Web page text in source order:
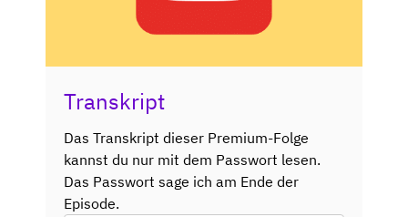
Transkript
Das Transkript dieser Premium-Folge
kannst du nur mit dem Passwort lesen.
Das Passwort sage ich am Ende der
Episode.